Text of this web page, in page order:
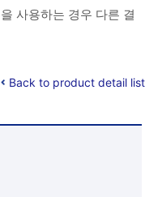
사용하는 경우 다른 결
Back to product detail list